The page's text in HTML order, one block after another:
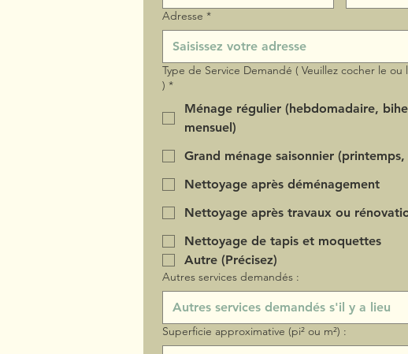
Adresse *
Type de Service Demandé ( Veuillez cocher le ou
) *
Ménage régulier (hebdomadaire,
mensuel)
Grand ménage saisonnier
Nettoyage après déménagement
Nettoyage après travaux ou
Nettoyage de tapis et moquettes
Autre (Précisez)
Autres services demandés :
Superficie approximative (pi² ou m²) :